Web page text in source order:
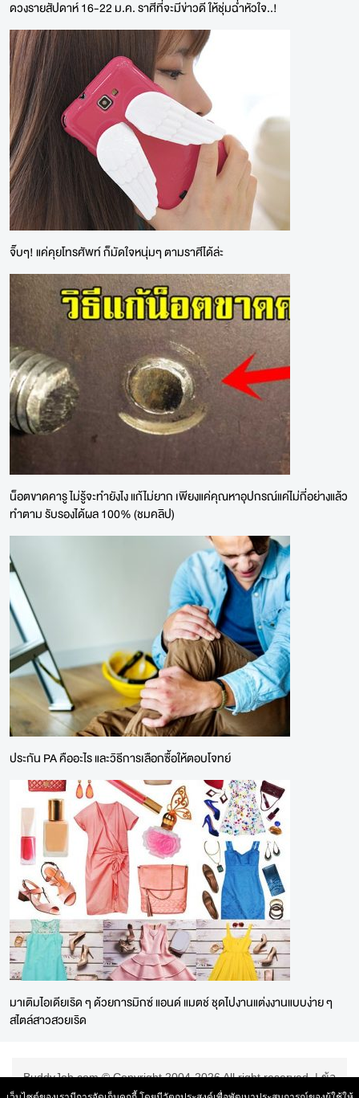
ดวงรายสัปดาห์ 16-22 ม.ค. ราศีที่จะมีข่าวดี ให้ชุ่มฉ่ำหัวใจ..!
จิ๊บๆ! แค่คุยโทรศัพท์ ก็มัดใจหนุ่มๆ ตามราศีได้ล่ะ
น็อตขาดคารู ไม่รู้จะทำยังไง แก้ไม่ยาก เพียงแค่คุณหาอุปกรณ์แค่ไม่กี่อย่างแล้ว
ทำตาม รับรองได้ผล 100% (ชมคลิป)
ประกัน PA คืออะไร และวิธีการเลือกซื้อให้ตอบโจทย์
มาเติมไอเดียเริด ๆ ด้วยการมิกซ์ แอนด์ แมตช์ ชุดไปงานแต่งงานแบบง่าย ๆ
สไตล์สาวสวยเริด
BuddyJob.com © Copyright 2004-2026 All right reserved. |ข้อ
ตกลงการใช้บริการ|